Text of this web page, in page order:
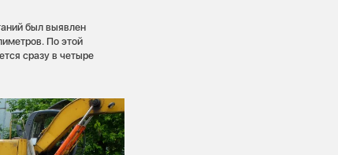
был выявлен
По этой
сразу в четыре